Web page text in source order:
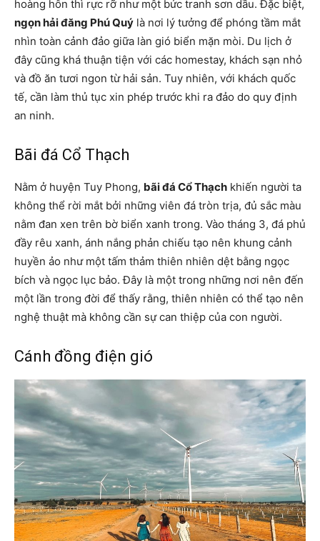
hoàng hôn thì rực rỡ như một bức tranh sơn dầu. Đặc biệt,
ngọn hải đăng Phú Quý là nơi lý tưởng để phóng tầm mắt
nhìn toàn cảnh đảo giữa làn gió biển mặn mòi. Du lịch ở
đây cũng khá thuận tiện với các homestay, khách sạn nhỏ
và đồ ăn tươi ngon từ hải sản. Tuy nhiên, với khách quốc
tế, cần làm thủ tục xin phép trước khi ra đảo do quy định
an ninh.
Bãi đá Cổ Thạch
Nằm ở huyện Tuy Phong, bãi đá Cổ Thạch khiến người ta
không thể rời mắt bởi những viên đá tròn trịa, đủ sắc màu
nằm đan xen trên bờ biển xanh trong. Vào tháng 3, đá phủ
đầy rêu xanh, ánh nắng phản chiếu tạo nên khung cảnh
huyền ảo như một tấm thảm thiên nhiên dệt bằng ngọc
bích và ngọc lục bảo. Đây là một trong những nơi nên đến
một lần trong đời để thấy rằng, thiên nhiên có thể tạo nên
nghệ thuật mà không cần sự can thiệp của con người.
Cánh đồng điện gió